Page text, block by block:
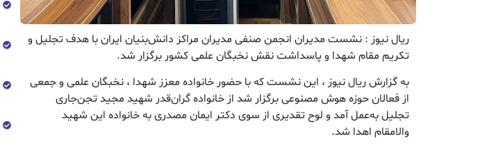
ریال نیوز : نشست مدیران انجمن صنفی مدیران مراکز دانش‌بنیان ایران با هدف تجلیل و
تکریم مقام شهدا و پاسداشت نقش نخبگان علمی کشور برگزار شد.
به گزارش ریال نیوز ، این نشست که با حضور خانواده معزز شهدا ، نخبگان علمی و جمعی
از فعالان حوزه هوش مصنوعی برگزار شد از خانواده گران‌قدر شهید مجید تجن‌جاری
تجلیل به‌عمل آمد و لوح تقدیری از سوی دکتر ایمان مصدری به خانواده این شهید
والامقام اهدا شد.